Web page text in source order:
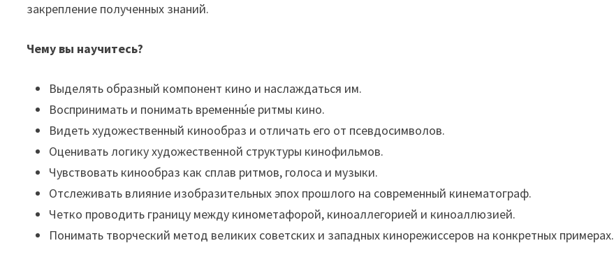
закрепление полученных знаний.
Чему вы научитесь?
Выделять образный компонент кино и наслаждаться им.
Воспринимать и понимать временны́е ритмы кино.
Видеть художественный кинообраз и отличать его от псевдосимволов.
Оценивать логику художественной структуры кинофильмов.
Чувствовать кинообраз как сплав ритмов, голоса и музыки.
Отслеживать влияние изобразительных эпох прошлого на современный кинематограф.
Четко проводить границу между кинометафорой, киноаллегорией и киноаллюзией.
Понимать творческий метод великих советских и западных кинорежиссеров на конкретных примерах.